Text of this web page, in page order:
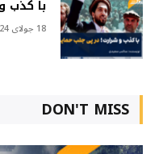
با کذب
18 جولای 2024
DON'T MISS